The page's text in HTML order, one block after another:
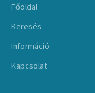
Főoldal
Keresés
Információ
Kapcsolat